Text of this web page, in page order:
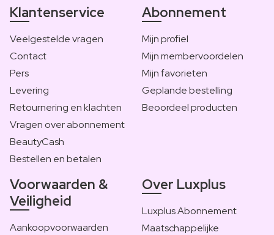
Klantenservice
Veelgestelde vragen
Contact
Pers
Levering
Retournering en klachten
Vragen over abonnement
BeautyCash
Bestellen en betalen
Abonnement
Mijn profiel
Mijn membervoordelen
Mijn favorieten
Geplande bestelling
Beoordeel producten
Voorwaarden &
Veiligheid
Aankoopvoorwaarden
Over Luxplus
Luxplus Abonnement
Maatschappelijke